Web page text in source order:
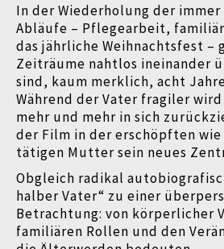
In der Wiederholung der
Abläufe – Pflegearbeit,
das jährliche Weihnachtsfest –
Zeiträume nahtlos ineinander
sind, kaum merklich, acht
Während der Vater fragiler
mehr und mehr in sich
der Film in der erschöpften
tätigen Mutter sein neues
Obgleich radikal
halber Vater“ zu einer
Betrachtung: von körperlicher
familiären Rollen und den